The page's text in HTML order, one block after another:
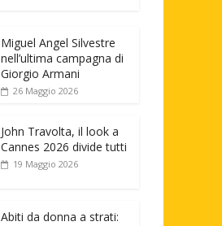
Miguel Angel Silvestre
nell’ultima campagna di
Giorgio Armani
26 Maggio 2026
John Travolta, il look a
Cannes 2026 divide tutti
19 Maggio 2026
Abiti da donna a strati: